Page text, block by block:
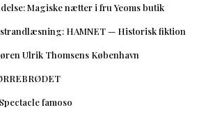
Magiske nætter i fru Yeoms butik
HAMNET — Historisk fiktion
Ulrik Thomsens København
famoso